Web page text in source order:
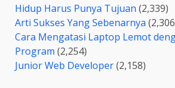
Hidup Harus Punya Tujuan (2,339)
Arti Sukses Yang Sebenarnya
Cara Mengatasi Laptop Lemot
Program (2,254)
Junior Web Developer(2,158)